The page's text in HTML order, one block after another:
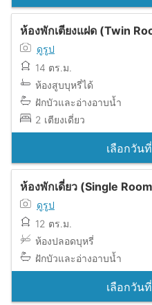
ห้องพักเตียงแฝด (Twin
ดูรูป
14 ตร.ม.
ห้องสูบบุหรี่ได้
ฝักบัวและอ่างอาบน้ำ
2 เตียงเดี่ยว
เลือกวัน
ห้องพักเดี่ยว (Single
ดูรูป
12 ตร.ม.
ห้องปลอดบุหรี่
ฝักบัวและอ่างอาบน้ำ
เลือกวัน